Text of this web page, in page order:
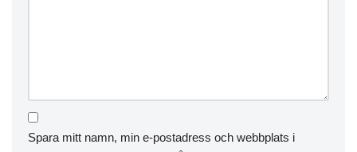
Spara mitt namn, min e-postadress och webbplats i